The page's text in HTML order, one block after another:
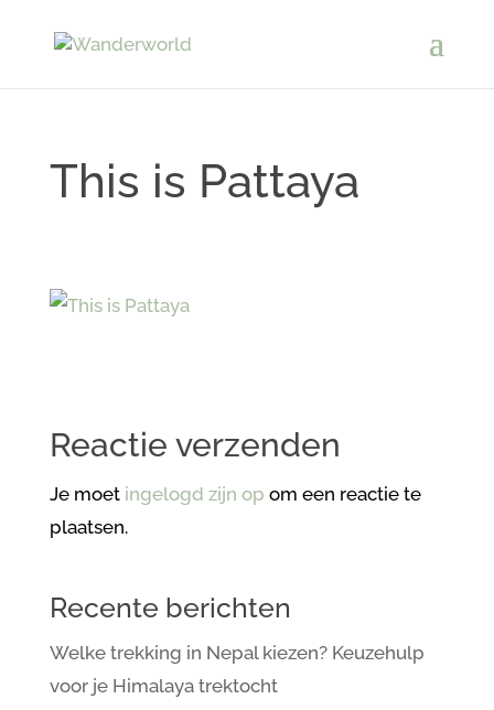
This is Pattaya
Reactie verzenden
Je moet ingelogd zijn op om een reactie te
plaatsen.
Recente berichten
Welke trekking in Nepal kiezen? Keuzehulp
voor je Himalaya trektocht